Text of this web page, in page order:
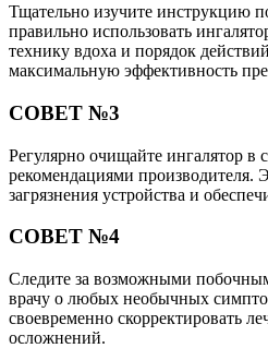
Тщательно изучите инструкцию
правильно использовать
технику вдоха и порядок
максимальную эффективность
СОВЕТ №3
Регулярно очищайте ингалятор в
рекомендациями производителя.
загрязнения устройства и
СОВЕТ №4
Следите за возможными
врачу о любых необычных
своевременно скорректировать
осложнений.